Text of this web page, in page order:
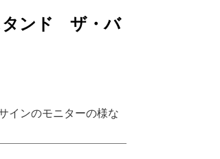
タンド ザ・バ
インのモニターの様な